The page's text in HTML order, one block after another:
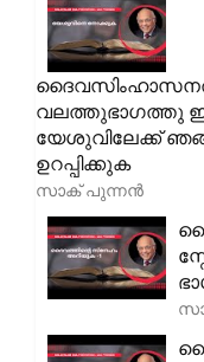
വലത്തുഭാഗത്തു
യേശുവിലേക്ക്
ഉറപ്പിക്കുക
സാക് പുന്നൻ